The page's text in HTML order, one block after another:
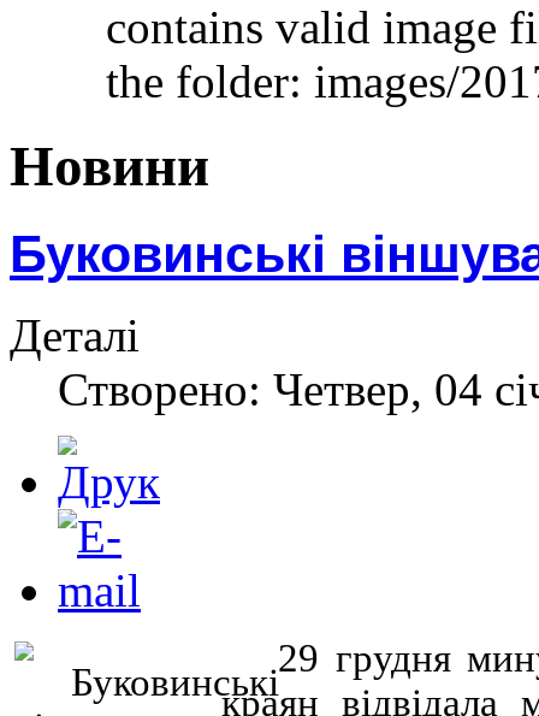
contains valid image
the folder: images/
Новини
Буковинські
Деталі
Створено: Четвер, 04
29 грудня
краян